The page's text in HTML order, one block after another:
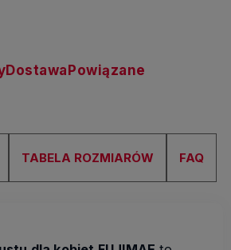
Dostawa Powiązane
TABELA ROZMIARÓW FAQ